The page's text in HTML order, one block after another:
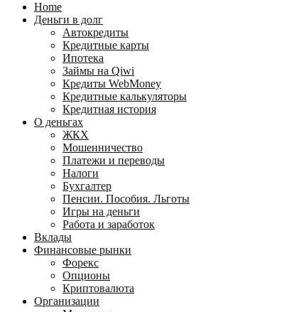
физических
лиц
Home
Деньги в долг
Автокредиты
Кредитные карты
Ипотека
Займы на Qiwi
Кредиты WebMoney
Кредитные калькуляторы
Кредитная история
О деньгах
ЖКХ
Мошенничество
Платежи и переводы
Налоги
Бухгалтер
Пенсии. Пособия. Льготы
Игры на деньги
Работа и заработок
Вклады
Финансовые рынки
Форекс
Опционы
Криптовалюта
Организации